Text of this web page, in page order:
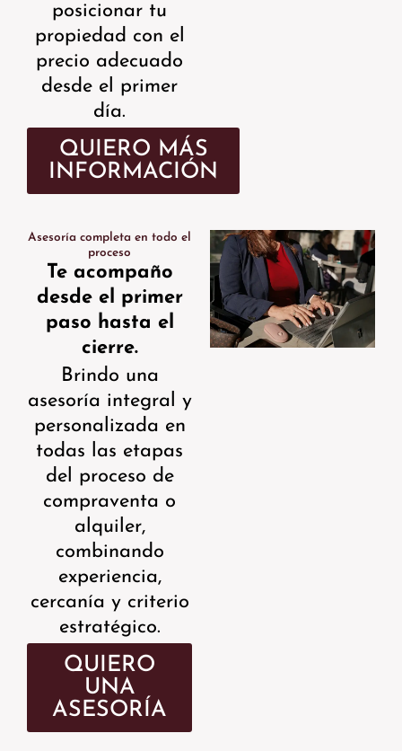
posicionar tu
propiedad con el
precio adecuado
desde el primer
día.
QUIERO MÁS
INFORMACIÓN
Asesoría completa en todo el
proceso
Te acompaño
desde el primer
paso hasta el
cierre.
Brindo una
asesoría integral y
personalizada en
todas las etapas
del proceso de
compraventa o
alquiler,
combinando
experiencia,
cercanía y criterio
estratégico.
QUIERO
UNA
ASESORÍA